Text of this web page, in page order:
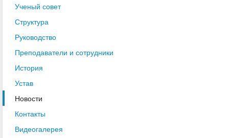
Ученый совет
Структура
Руководство
Преподаватели и сотрудники
История
Устав
Новости
Контакты
Видеогалерея